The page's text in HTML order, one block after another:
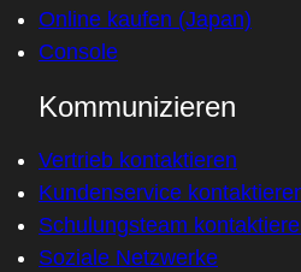
Online kaufen (Japan)
Console
Kommunizieren
Vertrieb kontaktieren
Kundenservice
Schulungsteam
Soziale Netzwerke